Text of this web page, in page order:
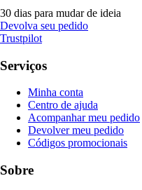
30 dias para mudar de ideia
Devolva seu pedido
Trustpilot
Serviços
Minha conta
Centro de ajuda
Acompanhar meu pedido
Devolver meu pedido
Códigos promocionais
Sobre